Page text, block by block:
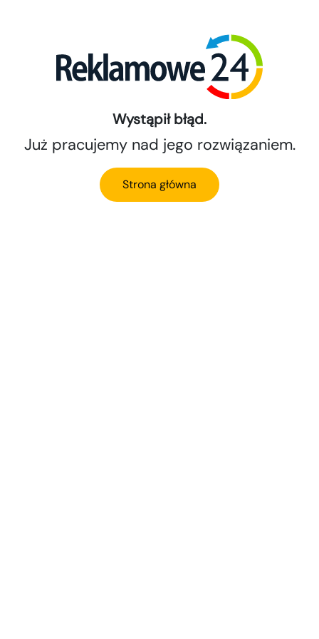
Wystąpił błąd.
Już pracujemy nad jego rozwiązaniem.
Strona główna